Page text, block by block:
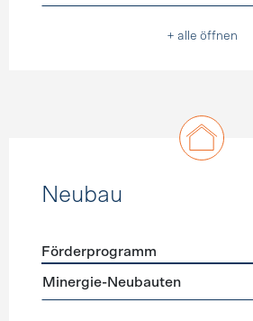
+ alle öffnen
Neubau
Förderprogramme
Förderprogramm
Minergie-Neubauten